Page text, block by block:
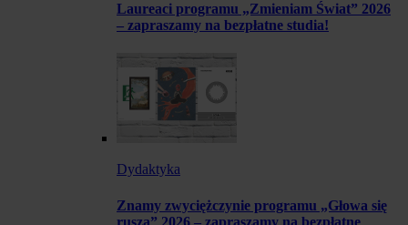
Laureaci programu „Zmieniam Świat” 2026
– zapraszamy na bezpłatne studia!
Dydaktyka
Znamy zwyciężczynie programu „Głowa się
rusza” 2026 – zapraszamy na bezpłatne